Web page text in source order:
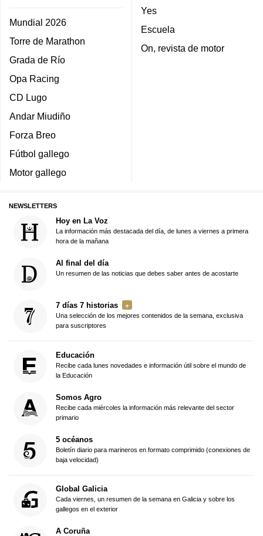
Mundial 2026
Torre de Marathon
Grada de Río
Opa Racing
CD Lugo
Andar Miudiño
Forza Breo
Fútbol gallego
Motor gallego
Yes
Escuela
On, revista de motor
NEWSLETTERS
Hoy en La Voz
La información más destacada del día, de lunes a viernes a primera
hora de la mañana
Al final del día
Un resumen de las noticias que debes saber antes de acostarte
7 días 7 historias
Una selección de los mejores contenidos de la semana, exclusiva
para suscriptores
Educación
Recibe cada lunes novedades e información útil sobre el mundo de
la Educación
Somos Agro
Recibe cada miércoles la información más relevante del sector
primario
5 océanos
Boletín diario para marineros en formato comprimido (conexiones de
baja velocidad)
Global Galicia
Cada viernes, un resumen de la semana en Galicia y sobre los
gallegos en el exterior
A Coruña